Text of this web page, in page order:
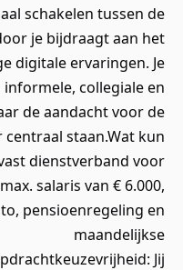
schakelen tussen de
je bijdraagt aan het
digitale ervaringen. Je
collegiale en
de aandacht voor de
staan.Wat kun
dienstverband voor
salaris van € 6.000,
pensioenregeling en
maandelijkse
Jij